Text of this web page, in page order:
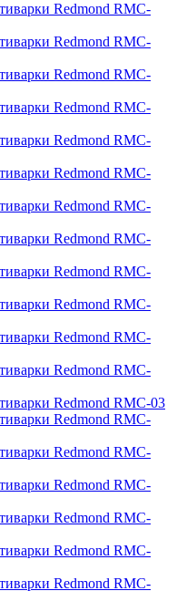
Redmond RMC-
Redmond RMC-
Redmond RMC-
Redmond RMC-
Redmond RMC-
Redmond RMC-
Redmond RMC-
Redmond RMC-
Redmond RMC-
Redmond RMC-
Redmond RMC-
Redmond RMC-
Redmond RMC-03
Redmond RMC-
Redmond RMC-
Redmond RMC-
Redmond RMC-
Redmond RMC-
Redmond RMC-